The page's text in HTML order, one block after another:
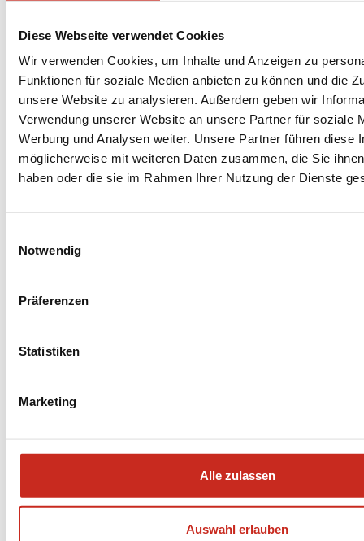
Diese Webseite verwendet Cookies
Wir verwenden Cookies, um Inhalte und Anzeigen zu
Funktionen für soziale Medien anbieten zu können und die
unsere Website zu analysieren. Außerdem geben wir
Verwendung unserer Website an unsere Partner für soziale
Werbung und Analysen weiter. Unsere Partner führen diese
möglicherweise mit weiteren Daten zusammen, die Sie
haben oder die sie im Rahmen Ihrer Nutzung der Dienste
Notwendig
Präferenzen
Statistiken
Marketing
Alle zulassen
Auswahl erlauben
dem wir eigentlich pappsatt sind, aber wir
einem kleinen Restaurant, das für seine
Reispapierfrühlingsrollen bekannt ist, auch
„Bánh Cuốn“ genannt. Diese Snacks sind
normalerweise mit wilden Champignons
gefüllt, aber wir haben uns für eine
entschieden, bei der auch Ei mitgebraten wird.
Mit knusprigen Röstzwiebeln oben drauf und
Mit einem übervoll gefüllten Magen werden